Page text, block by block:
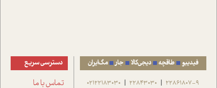
فیدیبو طاقچه دیجی‌کالا جار مگ‌ایران
22861807-9
|
22843030
|
02122183030
دسترسی سریع
تماس با ما